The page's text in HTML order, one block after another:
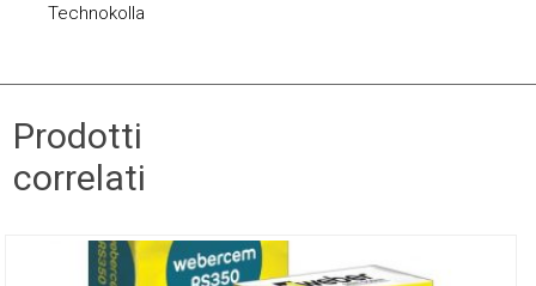
Technokolla
Prodotti
correlati